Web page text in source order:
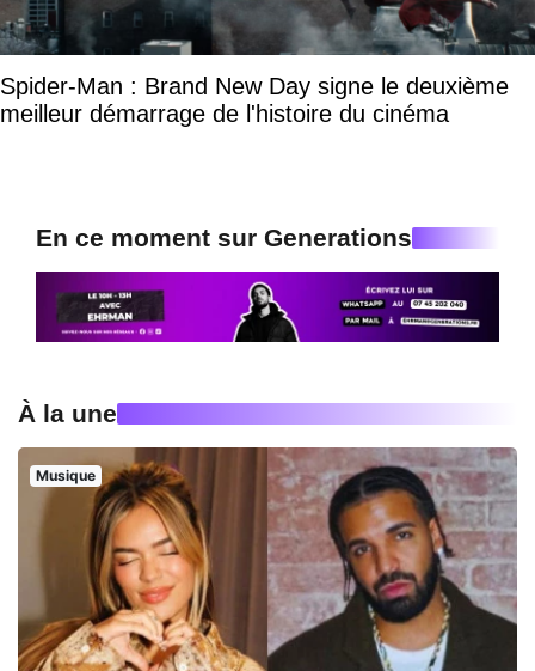
Spider-Man : Brand New Day signe le deuxième
meilleur démarrage de l'histoire du cinéma
En ce moment sur Generations
À la une
Musique